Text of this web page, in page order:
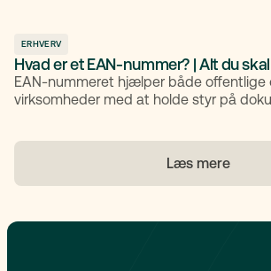
ERHVERV
Hvad er et EAN-nummer? | Alt du
EAN-nummeret hjælper både offentlige
virksomheder med at holde styr på
automatiserede processer. I denne
komplet introduktion til, hvad et EAN-
Læs mere